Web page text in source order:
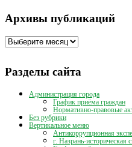
Архивы публикаций
Архивы
Разделы сайта
Администрация города
График приёма граждан
Нормативно-правовые
Без рубрики
Вертикальное меню
Антикоррупционная
г. Назрань-историческая